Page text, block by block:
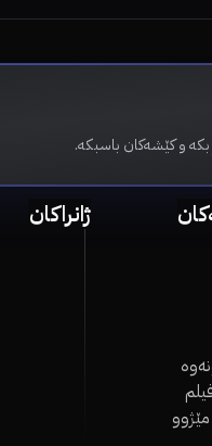
بکە و کێشەکان باسبکە.
ژانراکان